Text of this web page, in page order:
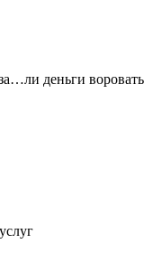
деньги воровать